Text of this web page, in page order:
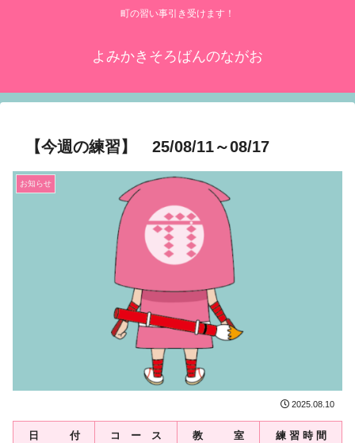
町の習い事引き受けます！
よみかきそろばんのながお
【今週の練習】 25/08/11～08/17
お知らせ
2025.08.10
日 付 コ ー ス 教 室 練 習 時 間